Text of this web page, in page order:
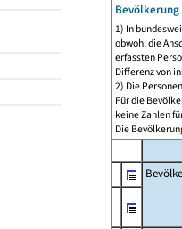
1) In
obwohl die
erfassten
Differenz von
2) Die
Für die
keine Zahlen
Die